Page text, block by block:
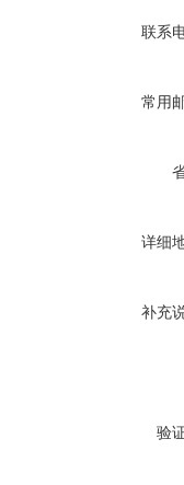
联系
常用
详细
补充
验